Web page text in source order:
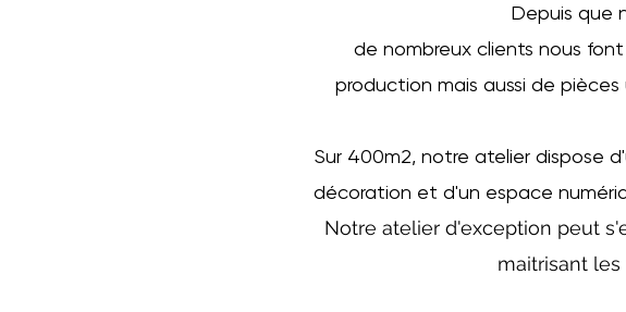
Depuis que
de nombreux clients nous
production mais aussi de
Sur 400m2, notre atelier dispose
décoration et d'un espace
Notre atelier d'exception peut
maitrisant